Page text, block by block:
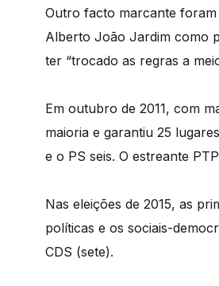
Outro facto marcante foram
Alberto João Jardim como
ter “trocado as regras a
Em outubro de 2011, com
maioria e garantiu 25
e o PS seis. O estreante
Nas eleições de 2015, as
políticas e os sociais-
CDS (sete).